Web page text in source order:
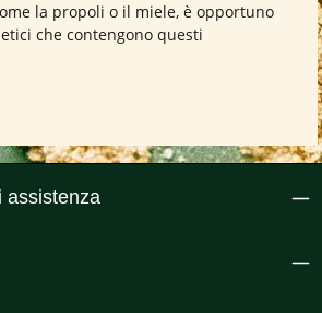
la propoli o il miele, è opportuno
che contengono questi
assistenza